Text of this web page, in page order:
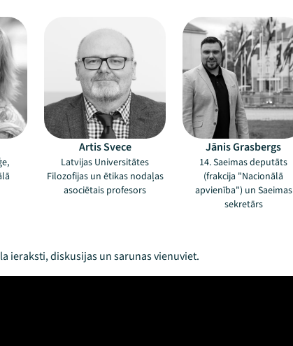
Artis Svece
Latvijas Universitātes
Filozofijas un ētikas nodaļas
asociētais profesors
Jānis Grasbergs
14. Saeimas deputāts
(frakcija "Nacionālā
apvienība") un Saeimas
sekretārs
ieraksti, diskusijas un sarunas vienuviet.